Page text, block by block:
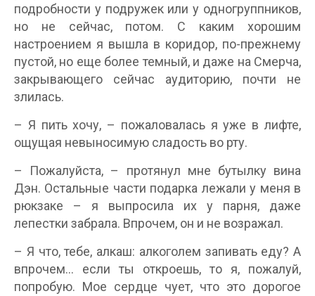
подробности у подружек или у одногруппников,
но не сейчас, потом. С каким хорошим
настроением я вышла в коридор, по-прежнему
пустой, но еще более темный, и даже на Смерча,
закрывающего сейчас аудиторию, почти не
злилась.
– Я пить хочу, – пожаловалась я уже в лифте,
ощущая невыносимую сладость во рту.
– Пожалуйста, – протянул мне бутылку вина
Дэн. Остальные части подарка лежали у меня в
рюкзаке – я выпросила их у парня, даже
лепестки забрала. Впрочем, он и не возражал.
– Я что, тебе, алкаш: алкоголем запивать еду? А
впрочем… если ты откроешь, то я, пожалуй,
попробую. Мое сердце чует, что это дорогое